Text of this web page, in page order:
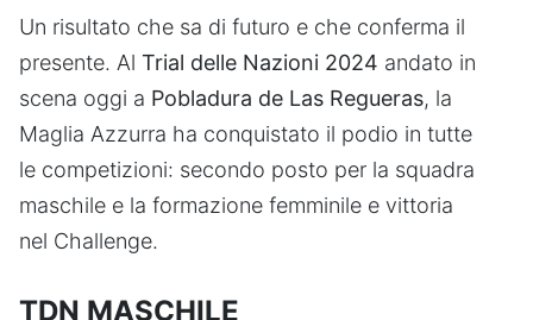
Un risultato che sa di futuro e che conferma il
presente. Al Trial delle Nazioni 2024 andato in
scena oggi a Pobladura de Las Regueras, la
Maglia Azzurra ha conquistato il podio in tutte
le competizioni: secondo posto per la squadra
maschile e la formazione femminile e vittoria
nel Challenge.
TDN MASCHILE